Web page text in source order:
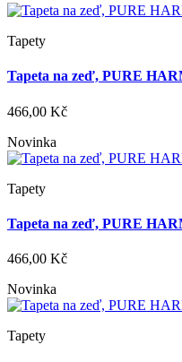
Tapety
Tapeta na zeď, PURE
466,00 Kč
Novinka
Tapety
Tapeta na zeď, PURE
466,00 Kč
Novinka
Tapety